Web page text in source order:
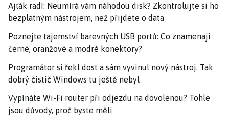
Ajťák radí: Neumírá vám náhodou disk? Zkontrolujte si ho
bezplatným nástrojem, než přijdete o data
Poznejte tajemství barevných USB portů: Co znamenají
černé, oranžové a modré konektory?
Programátor si řekl dost a sám vyvinul nový nástroj. Tak
dobrý čistič Windows tu ještě nebyl
Vypínáte Wi-Fi router při odjezdu na dovolenou? Tohle
jsou důvody, proč byste měli